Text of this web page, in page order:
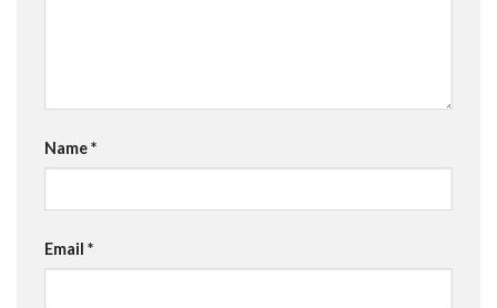
Name*
Email *